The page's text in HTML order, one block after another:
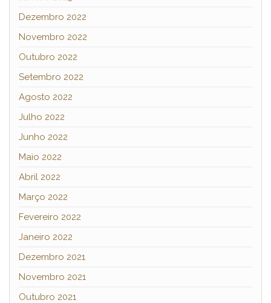
Dezembro 2022
Novembro 2022
Outubro 2022
Setembro 2022
Agosto 2022
Julho 2022
Junho 2022
Maio 2022
Abril 2022
Março 2022
Fevereiro 2022
Janeiro 2022
Dezembro 2021
Novembro 2021
Outubro 2021